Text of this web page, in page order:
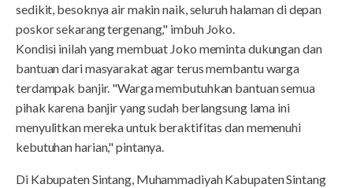
sedikit, besoknya air makin naik, seluruh halaman di depan
poskor sekarang tergenang," imbuh Joko.
Kondisi inilah yang membuat Joko meminta dukungan dan
bantuan dari masyarakat agar terus membantu warga
terdampak banjir. "Warga membutuhkan bantuan semua
pihak karena banjir yang sudah berlangsung lama ini
menyulitkan mereka untuk beraktifitas dan memenuhi
kebutuhan harian," pintanya.
Di Kabupaten Sintang, Muhammadiyah Kabupaten Sintang